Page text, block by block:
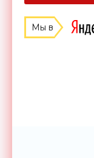
Мы в